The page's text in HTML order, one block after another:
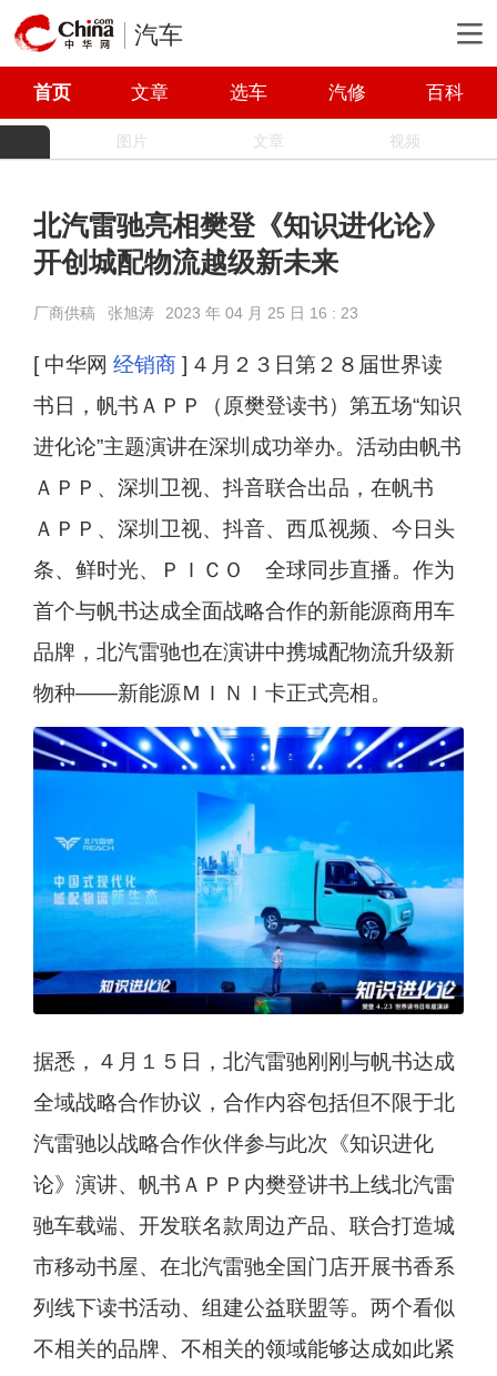
汽车
首页 文章 选车 汽修 百科
图片 文章 视频
北汽雷驰亮相樊登《知识进化论》
开创城配物流越级新未来
厂商供稿 张旭涛 2023 年 04 月 25 日 16 : 23
[ 中华网 经销商] ４月２３日第２８届世界读
书日，帆书ＡＰＰ（原樊登读书）第五场“知识
进化论”主题演讲在深圳成功举办。活动由帆书
ＡＰＰ、深圳卫视、抖音联合出品，在帆书
ＡＰＰ、深圳卫视、抖音、西瓜视频、今日头
条、鲜时光、ＰＩＣＯ 全球同步直播。作为
首个与帆书达成全面战略合作的新能源商用车
品牌，北汽雷驰也在演讲中携城配物流升级新
物种——新能源ＭＩＮＩ卡正式亮相。
据悉，４月１５日，北汽雷驰刚刚与帆书达成
全域战略合作协议，合作内容包括但不限于北
汽雷驰以战略合作伙伴参与此次《知识进化
论》演讲、帆书ＡＰＰ内樊登讲书上线北汽雷
驰车载端、开发联名款周边产品、联合打造城
市移动书屋、在北汽雷驰全国门店开展书香系
列线下读书活动、组建公益联盟等。两个看似
不相关的品牌、不相关的领域能够达成如此紧